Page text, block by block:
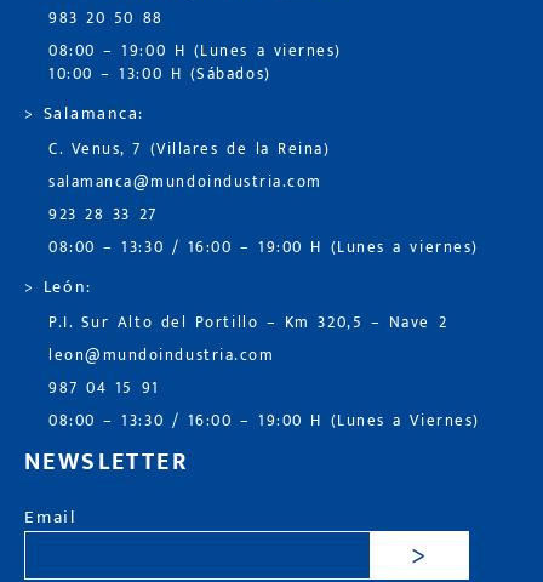
983 20 50 88
08:00 – 19:00 H (Lunes a viernes)
10:00 – 13:00 H (Sábados)
> Salamanca:
C. Venus, 7 (Villares de la Reina)
salamanca@mundoindustria.com
923 28 33 27
08:00 – 13:30 / 16:00 – 19:00 H (Lunes a viernes)
> León:
P.I. Sur Alto del Portillo – Km 320,5 – Nave 2
leon@mundoindustria.com
987 04 15 91
08:00 – 13:30 / 16:00 – 19:00 H (Lunes a Viernes)
NEWSLETTER
Email
>